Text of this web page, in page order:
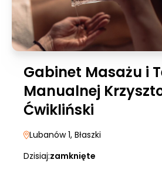
Gabinet Masażu i
Manualnej
Ćwikliński
Lubanów 1, Błaszki
Dzisiaj:zamknięte